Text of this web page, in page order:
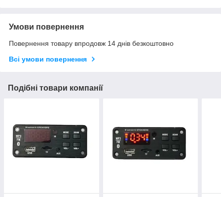
Умови повернення
Повернення товару впродовж 14 днів безкоштовно
Всі умови повернення
Подібні товари компанії